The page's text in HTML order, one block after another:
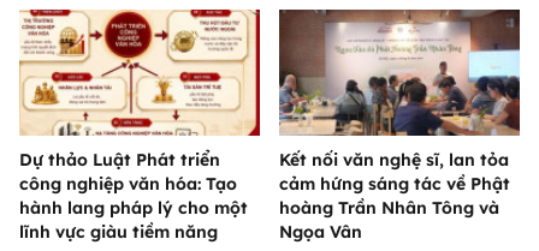
Dự thảo Luật Phát triển
công nghiệp văn hóa: Tạo
hành lang pháp lý cho một
lĩnh vực giàu tiềm năng
Kết nối văn nghệ sĩ, lan tỏa
cảm hứng sáng tác về Phật
hoàng Trần Nhân Tông và
Ngọa Vân